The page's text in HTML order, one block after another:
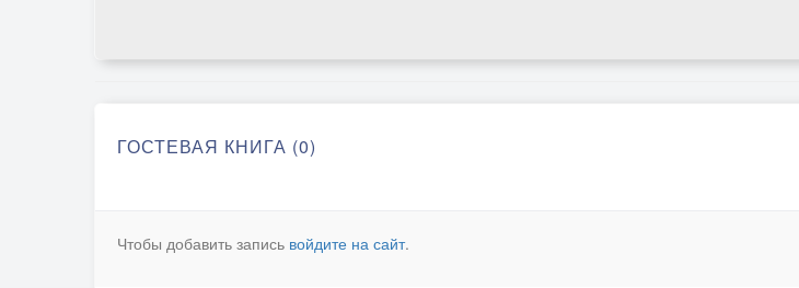
ГОСТЕВАЯ КНИГА (0)
Чтобы добавить запись войдите на сайт.